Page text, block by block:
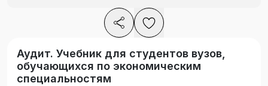
Аудит. Учебник для студентов вузов,
обучающихся по экономическим
специальностям